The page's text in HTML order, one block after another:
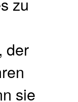
der
sie